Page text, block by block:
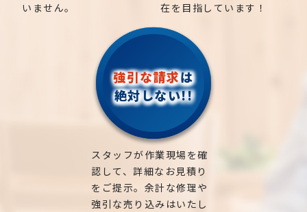
いません。
在を目指しています！
強引な請求は
絶対しない!!
スタッフが作業現場を確
認して、詳細なお見積り
をご提示。余計な修理や
強引な売り込みはいたし